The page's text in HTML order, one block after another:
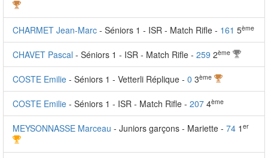
CHARMET Jean-Marc - Séniors 1 - ISR - Match Rifle - 161 5ème
CHAVET Pascal - Séniors 1 - ISR - Match Rifle - 259 2ème
COSTE Emilie - Séniors 1 - Vetterli Réplique - 0 3ème
COSTE Emilie - Séniors 1 - ISR - Match Rifle - 207 4ème
MEYSONNASSE Marceau - Juniors garçons - Mariette - 74 1 er